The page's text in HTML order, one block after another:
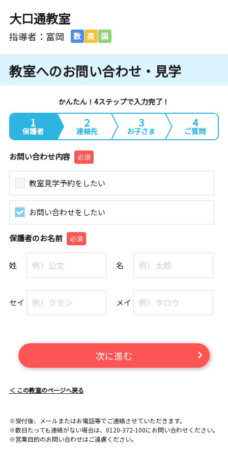
大口通教室
指導者：富岡 数 英 国
教室へのお問い合わせ・見学
かんたん！4ステップで入力完了！
1
保護者
2
連絡先
3
お子さま
4
ご質問
お問い合わせ内容 必須
教室見学予約をしたい
お問い合わせをしたい
保護者のお名前 必須
姓 名
セイ メイ
次に進む
＜ この教室のページへ戻る
※受付後、メールまたはお電話等でご連絡させていただきます。
※数日たっても連絡がない場合は、0120-372-100にお問い合わせください。
※営業目的のお問い合わせはご遠慮ください。